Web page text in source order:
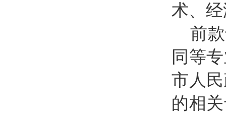
术、
前
同等
市人
的相